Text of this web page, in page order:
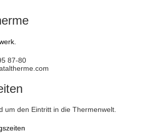
87-80
um den Eintritt in die Thermenwelt.